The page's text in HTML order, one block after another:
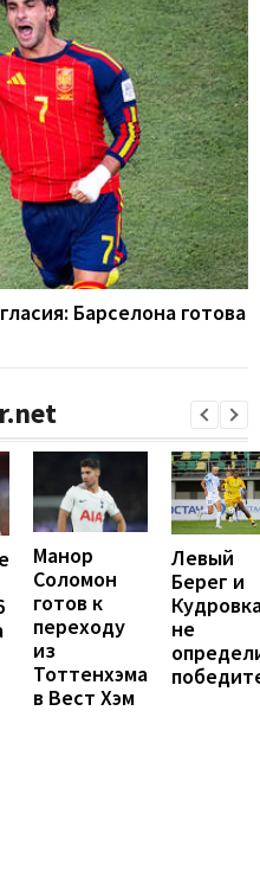
Барселона готова
Манор
Соломон
готов к
переходу
из
Тоттенхэма
в Вест Хэм
Левый
Берег и
не